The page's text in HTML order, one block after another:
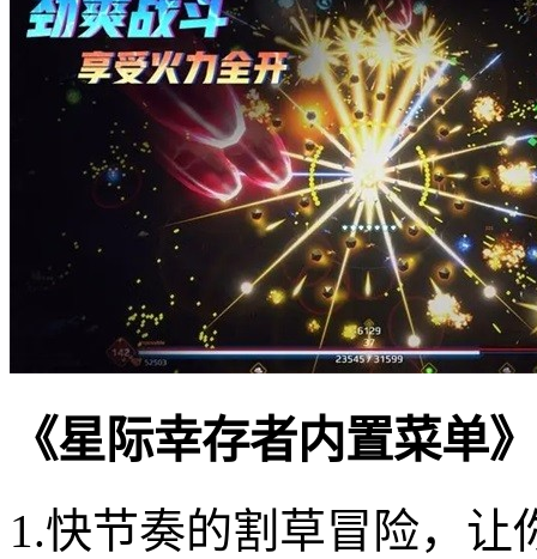
《星际幸存者内置菜单
1.快节奏的割草冒险，